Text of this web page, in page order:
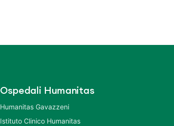
Ospedali Humanitas
Humanitas Gavazzeni
Istituto Clinico Humanitas